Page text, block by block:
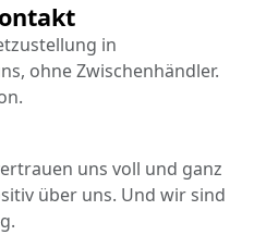
in
ohne Zwischenhändler.
uns voll und ganz
über uns. Und wir sind